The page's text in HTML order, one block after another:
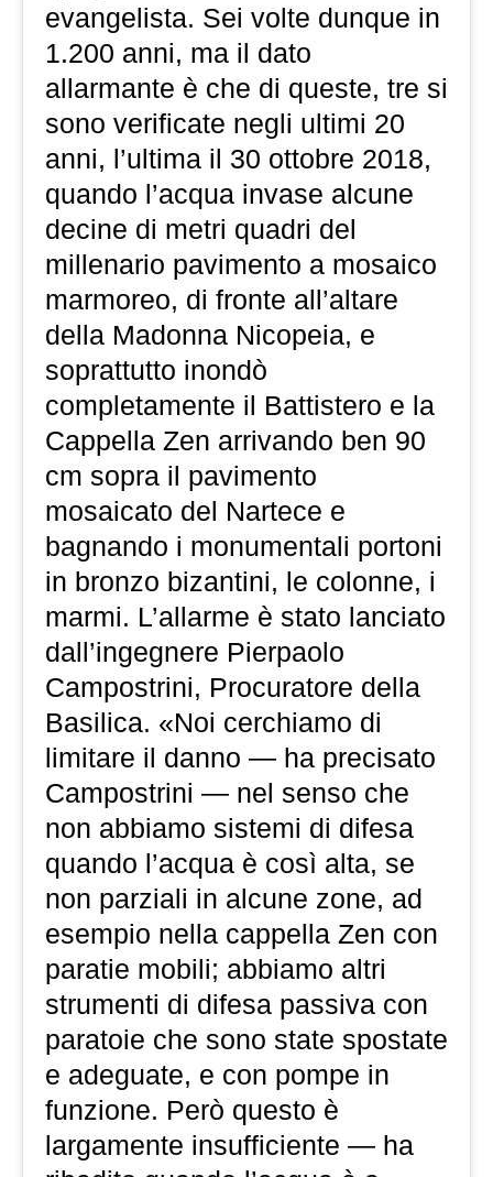
evangelista. Sei volte dunque in
1.200 anni, ma il dato
allarmante è che di queste, tre si
sono verificate negli ultimi 20
anni, l’ultima il 30 ottobre 2018,
quando l’acqua invase alcune
decine di metri quadri del
millenario pavimento a mosaico
marmoreo, di fronte all’altare
della Madonna Nicopeia, e
soprattutto inondò
completamente il Battistero e la
Cappella Zen arrivando ben 90
cm sopra il pavimento
mosaicato del Nartece e
bagnando i monumentali portoni
in bronzo bizantini, le colonne, i
marmi. L’allarme è stato lanciato
dall’ingegnere Pierpaolo
Campostrini, Procuratore della
Basilica. «Noi cerchiamo di
limitare il danno — ha precisato
Campostrini — nel senso che
non abbiamo sistemi di difesa
quando l’acqua è così alta, se
non parziali in alcune zone, ad
esempio nella cappella Zen con
paratie mobili; abbiamo altri
strumenti di difesa passiva con
paratoie che sono state spostate
e adeguate, e con pompe in
funzione. Però questo è
largamente insufficiente — ha